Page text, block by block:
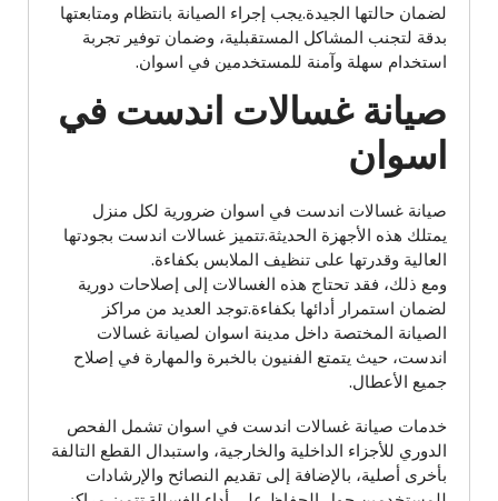
لضمان حالتها الجيدة.يجب إجراء الصيانة بانتظام ومتابعتها
بدقة لتجنب المشاكل المستقبلية، وضمان توفير تجربة
استخدام سهلة وآمنة للمستخدمين في اسوان.
صيانة غسالات اندست في
اسوان
صيانة غسالات اندست في اسوان ضرورية لكل منزل
يمتلك هذه الأجهزة الحديثة.تتميز غسالات اندست بجودتها
العالية وقدرتها على تنظيف الملابس بكفاءة.
ومع ذلك، فقد تحتاج هذه الغسالات إلى إصلاحات دورية
لضمان استمرار أدائها بكفاءة.توجد العديد من مراكز
الصيانة المختصة داخل مدينة اسوان لصيانة غسالات
اندست، حيث يتمتع الفنيون بالخبرة والمهارة في إصلاح
جميع الأعطال.
خدمات صيانة غسالات اندست في اسوان تشمل الفحص
الدوري للأجزاء الداخلية والخارجية، واستبدال القطع التالفة
بأخرى أصلية، بالإضافة إلى تقديم النصائح والإرشادات